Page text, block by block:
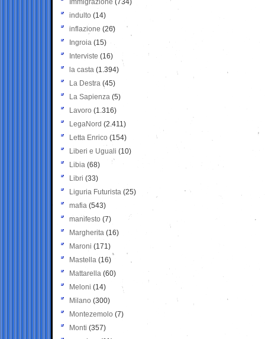
Immigrazione (734)
indulto (14)
inflazione (26)
Ingroia (15)
Interviste (16)
la casta (1.394)
La Destra (45)
La Sapienza (5)
Lavoro (1.316)
LegaNord (2.411)
Letta Enrico (154)
Liberi e Uguali (10)
Libia (68)
Libri (33)
Liguria Futurista (25)
mafia (543)
manifesto (7)
Margherita (16)
Maroni (171)
Mastella (16)
Mattarella (60)
Meloni (14)
Milano (300)
Montezemolo (7)
Monti (357)